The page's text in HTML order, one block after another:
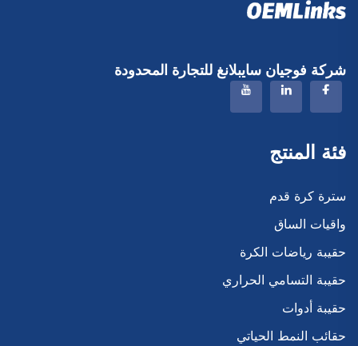
شركة فوجيان سايبلانغ للتجارة المحدودة
فئة المنتج
سترة كرة قدم
واقيات الساق
حقيبة رياضات الكرة
حقيبة التسامي الحراري
حقيبة أدوات
حقائب النمط الحياتي